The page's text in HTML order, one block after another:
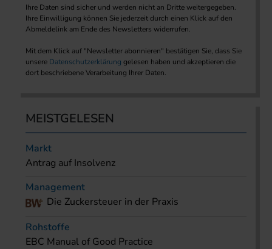
Ihre Daten sind sicher und werden nicht an Dritte weitergegeben.
Ihre Einwilligung können Sie jederzeit durch einen Klick auf den
Abmeldelink am Ende des Newsletters widerrufen.
Mit dem Klick auf "Newsletter abonnieren" bestätigen Sie, dass Sie
unsere Datenschutzerklärung gelesen haben und akzeptieren die
dort beschriebene Verarbeitung Ihrer Daten.
MEISTGELESEN
Markt
Antrag auf Insolvenz
Management
Die Zuckersteuer in der Praxis
Rohstoffe
EBC Manual of Good Practice